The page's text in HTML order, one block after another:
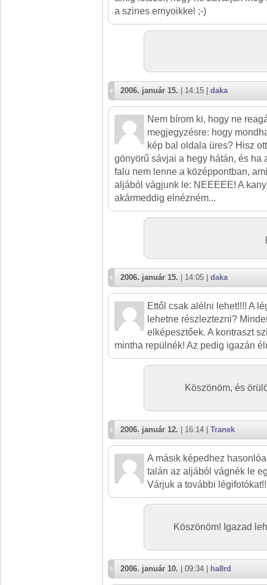
a szines ernyoikkel ;-)
2006. január 15. | 14:15 | daka
Nem bírom ki, hogy ne
megjegyzésre: hogy
kép bal oldala üres? Hisz
gönyörű sávjai a hegy hátán, és ha
falu nem lenne a középpontban,
aljából vágjunk le: NEEEEE! A
akármeddig elnézném...
2006. január 15. | 14:05 | daka
Ettől csak alélni lehet!!!! A
lehetne részleztezni?
elképesztőek. A kontraszt
mintha repülnék! Az pedig igazán
Köszönöm, és
2006. január 12. | 16:14 | Tranek
A másik képedhez
talán az aljából vágnék le
Várjuk a további
Köszönöm! Igazad
2006. január 10. | 09:34 | ha8rd